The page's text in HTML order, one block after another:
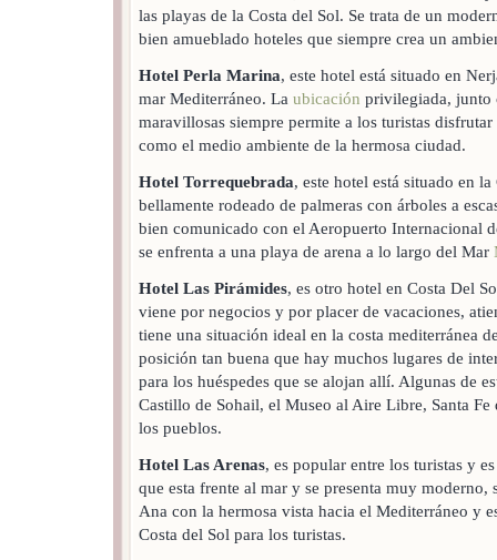
las playas de la Costa del Sol. Se trata de un
bien amueblado hoteles que siempre crea un
Hotel Perla Marina, este hotel está situado en
mar Mediterráneo. La ubicación privilegiada, junto
maravillosas siempre permite a los turistas
como el medio ambiente de la hermosa ciudad.
Hotel Torrequebrada, este hotel está situado en
bellamente rodeado de palmeras con árboles a
bien comunicado con el Aeropuerto Internacional
se enfrenta a una playa de arena a lo largo del Mar
Hotel Las Pirámides, es otro hotel en Costa Del
viene por negocios y por placer de vacaciones,
tiene una situación ideal en la costa mediterránea
posición tan buena que hay muchos lugares de
para los huéspedes que se alojan allí. Algunas de
Castillo de Sohail, el Museo al Aire Libre, Santa
los pueblos.
Hotel Las Arenas, es popular entre los turistas y
que esta frente al mar y se presenta muy moderno,
Ana con la hermosa vista hacia el Mediterráneo y
Costa del Sol para los turistas.